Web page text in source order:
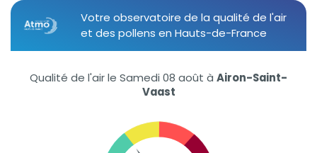
Votre observatoire de la qualité de l'air
et des pollens en Hauts-de-France
Qualité de l'air le Samedi 08 août à Airon-Saint-
Vaast